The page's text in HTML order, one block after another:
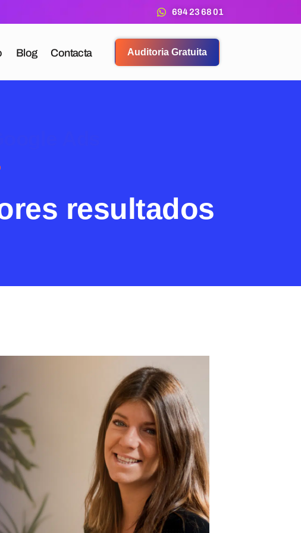
694 23 68 01
Blog Contacta Auditoria Gratuita
resultados